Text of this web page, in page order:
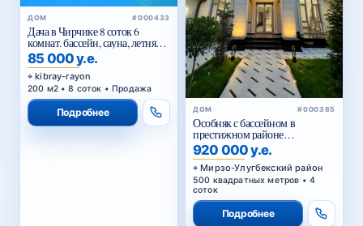
ДОМ #000433
Дача в Чирчике 8 соток 6
комнат. бассейн, сауна, летняя
кухня
85 000 у.е.
kibray-rayon
200 м2 • 8 соток • Продажа
Подробнее ДОМ #000385
Особняк с бассейном в
престижном районе
Циолковского — для
комфортной и статусной
жизни
920 000 у.е.
Мирзо-Улугбекский район
500 квадратных метров • 4
соток
Подробнее